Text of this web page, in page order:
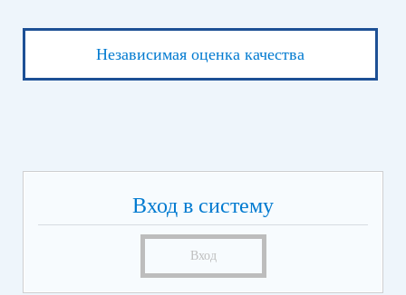
Независимая оценка качества
Вход в систему
Вход